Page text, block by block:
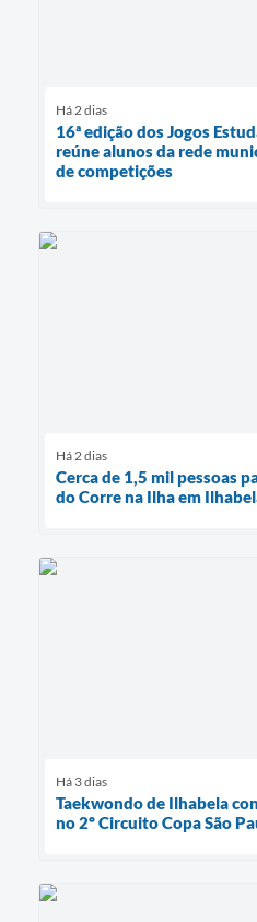
Há 2 dias
16ª edição dos Jogos
reúne alunos da rede
de competições
Há 2 dias
Cerca de 1,5 mil pessoas
do Corre na Ilha em
Há 3 dias
Taekwondo de Ilhabela
no 2º Circuito Copa São